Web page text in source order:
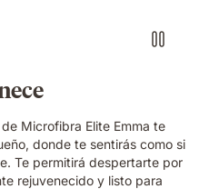
Microfibra Elite Emma te
donde te sentirás como si
Te permitirá despertarte por
rejuvenecido y listo para